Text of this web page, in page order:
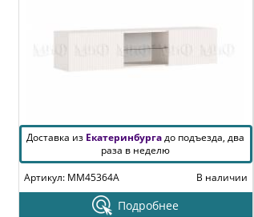
Доставка из Екатеринбургадо подъезда, два
раза в неделю
Артикул: MM45364A
В наличии
Подробнее